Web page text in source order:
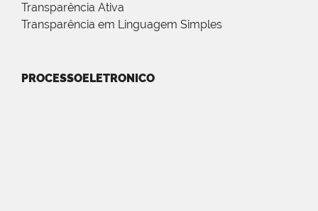
Transparência Ativa
Transparência em Linguagem Simples
PROCESSOELETRONICO